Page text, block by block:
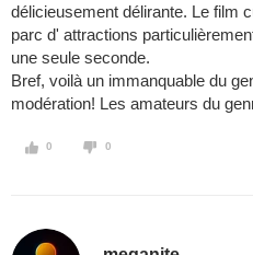
délicieusement délirante. Le film
parc d' attractions
une seule seconde.
Bref, voilà un immanquable du
modération! Les amateurs du
0 0